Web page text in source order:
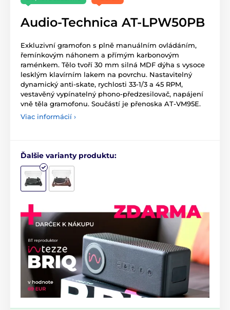
Audio-Technica AT-LPW50PB
Exkluzivní gramofon s plně manuálním ovládáním,
řemínkovým náhonem a přímým karbonovým
raménkem. Tělo tvoří 30 mm silná MDF dýha s vysoce
lesklým klavírním lakem na povrchu. Nastavitelný
dynamický anti-skate, rychlosti 33-1/3 a 45 RPM,
vestavěný vypínatelný phono-předzesilovač, napájení
vně těla gramofonu. Součástí je přenoska AT-VM95E.
Viac informácií ›
Ďalšie varianty produktu: